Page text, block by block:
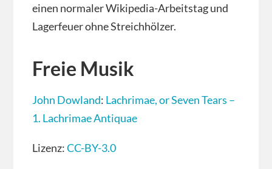
einen normaler Wikipedia-Arbeitstag und
Lagerfeuer ohne Streichhölzer.
Freie Musik
John Dowland: Lachrimae, or Seven Tears –
1. Lachrimae Antiquae
Lizenz:CC-BY-3.0